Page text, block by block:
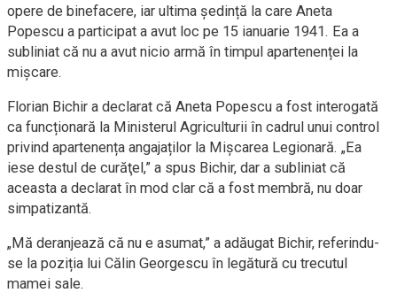
opere de binefacere, iar ultima ședință la care Aneta
Popescu a participat a avut loc pe 15 ianuarie 1941. Ea a
subliniat că nu a avut nicio armă în timpul apartenenței la
mișcare.
Florian Bichir a declarat că Aneta Popescu a fost interogată
ca funcționară la Ministerul Agriculturii în cadrul unui control
privind apartenența angajaților la Mișcarea Legionară. „Ea
iese destul de curăţel,” a spus Bichir, dar a subliniat că
aceasta a declarat în mod clar că a fost membră, nu doar
simpatizantă.
„Mă deranjează că nu e asumat,” a adăugat Bichir, referindu-
se la poziția lui Călin Georgescu în legătură cu trecutul
mamei sale.